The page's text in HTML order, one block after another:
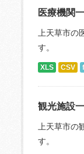
医療機関
上天草市の
す。
XLS CSV
観光施設
上天草市の
す。